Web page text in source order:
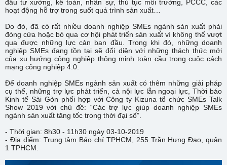
đầu tư xưởng, kế toán, nhân sự, thủ tục môi trường, PCCC, các
hoạt động hỗ trợ trong suốt quá trình sản xuất…
Do đó, đã có rất nhiều doanh nghiệp SMEs ngành sản xuất phải
đóng cửa hoặc bỏ qua cơ hội phát triển sản xuất vì không thể vượt
qua được những lực cản ban đầu. Trong khi đó, những doanh
nghiệp SMEs đang tồn tại sẽ đối diện với những thách thức mới
của xu hướng công nghiệp thông minh toàn cầu trong cuộc cách
mạng công nghiệp 4.0.
Để doanh nghiệp SMEs ngành sản xuất có thêm những giải pháp
cụ thể, những trợ lực phát triển, cả nội lực lẫn ngoại lực, Thời báo
Kinh tế Sài Gòn phối hợp với Công ty Kizuna tổ chức SMEs Talk
Show 2019 với chủ đề: “Các trợ lực giúp doanh nghiệp SMEs
ngành sản xuất tăng tốc trong thời đại số”.
- Thời gian: 8h30 - 11h30 ngày 03-10-2019
- Địa điểm: Trung tâm Báo chí TPHCM, 255 Trần Hưng Đạo, quận
1 TPHCM.